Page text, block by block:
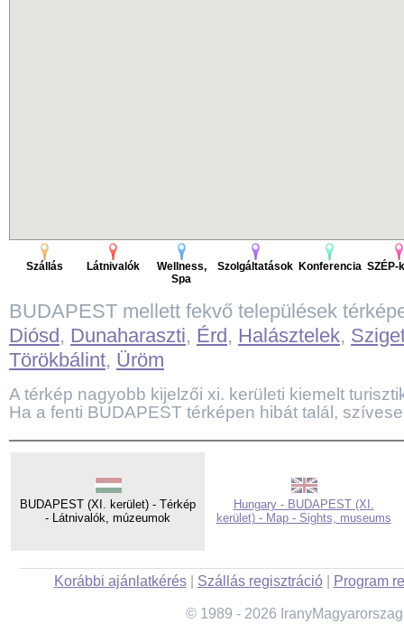
Szállás Látnivalók
Wellness,
Spa
Szolgáltatások Konferencia SZÉP-
BUDAPEST mellett fekvő települések
Diósd, Dunaharaszti, Érd, Halásztelek,
Törökbálint, Üröm
A térkép nagyobb kijelzői xi. kerületi kiemelt
Ha a fenti BUDAPEST térképen hibát talál,
BUDAPEST (XI. kerület) - Térkép
- Látnivalók, múzeumok
Hungary - BUDAPEST (XI.
kerület) - Map - Sights, museums
Korábbi ajánlatkérés| Szállás regisztráció| Program
© 1989 - 2026